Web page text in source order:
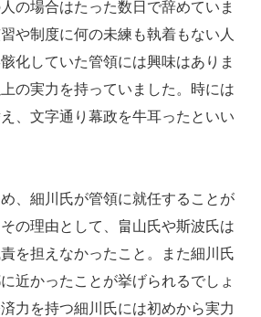
の場合はたった数日で辞めていま
や制度に何の未練も執着もない人
化していた管領には興味はありま
の実力を持っていました。時には
、文字通り幕政を牛耳ったといい
、細川氏が管領に就任することが
の理由として、畠山氏や斯波氏は
を担えなかったこと。また細川氏
近かったことが挙げられるでしょ
力を持つ細川氏には初めから実力